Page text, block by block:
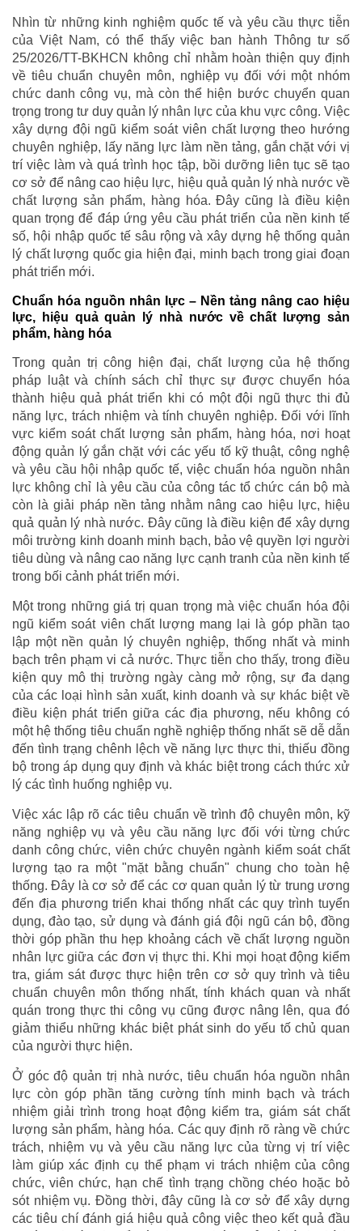
Nhìn từ những kinh nghiệm quốc tế và yêu cầu thực tiễn
của Việt Nam, có thể thấy việc ban hành Thông tư số
25/2026/TT-BKHCN không chỉ nhằm hoàn thiện quy định
về tiêu chuẩn chuyên môn, nghiệp vụ đối với một nhóm
chức danh công vụ, mà còn thể hiện bước chuyển quan
trọng trong tư duy quản lý nhân lực của khu vực công. Việc
xây dựng đội ngũ kiểm soát viên chất lượng theo hướng
chuyên nghiệp, lấy năng lực làm nền tảng, gắn chặt với vị
trí việc làm và quá trình học tập, bồi dưỡng liên tục sẽ tạo
cơ sở để nâng cao hiệu lực, hiệu quả quản lý nhà nước về
chất lượng sản phẩm, hàng hóa. Đây cũng là điều kiện
quan trọng để đáp ứng yêu cầu phát triển của nền kinh tế
số, hội nhập quốc tế sâu rộng và xây dựng hệ thống quản
lý chất lượng quốc gia hiện đại, minh bạch trong giai đoạn
phát triển mới.
Chuẩn hóa nguồn nhân lực – Nền tảng nâng cao hiệu
lực, hiệu quả quản lý nhà nước về chất lượng sản
phẩm, hàng hóa
Trong quản trị công hiện đại, chất lượng của hệ thống
pháp luật và chính sách chỉ thực sự được chuyển hóa
thành hiệu quả phát triển khi có một đội ngũ thực thi đủ
năng lực, trách nhiệm và tính chuyên nghiệp. Đối với lĩnh
vực kiểm soát chất lượng sản phẩm, hàng hóa, nơi hoạt
động quản lý gắn chặt với các yếu tố kỹ thuật, công nghệ
và yêu cầu hội nhập quốc tế, việc chuẩn hóa nguồn nhân
lực không chỉ là yêu cầu của công tác tổ chức cán bộ mà
còn là giải pháp nền tảng nhằm nâng cao hiệu lực, hiệu
quả quản lý nhà nước. Đây cũng là điều kiện để xây dựng
môi trường kinh doanh minh bạch, bảo vệ quyền lợi người
tiêu dùng và nâng cao năng lực cạnh tranh của nền kinh tế
trong bối cảnh phát triển mới.
Một trong những giá trị quan trọng mà việc chuẩn hóa đội
ngũ kiểm soát viên chất lượng mang lại là góp phần tạo
lập một nền quản lý chuyên nghiệp, thống nhất và minh
bạch trên phạm vi cả nước. Thực tiễn cho thấy, trong điều
kiện quy mô thị trường ngày càng mở rộng, sự đa dạng
của các loại hình sản xuất, kinh doanh và sự khác biệt về
điều kiện phát triển giữa các địa phương, nếu không có
một hệ thống tiêu chuẩn nghề nghiệp thống nhất sẽ dễ dẫn
đến tình trạng chênh lệch về năng lực thực thi, thiếu đồng
bộ trong áp dụng quy định và khác biệt trong cách thức xử
lý các tình huống nghiệp vụ.
Việc xác lập rõ các tiêu chuẩn về trình độ chuyên môn, kỹ
năng nghiệp vụ và yêu cầu năng lực đối với từng chức
danh công chức, viên chức chuyên ngành kiểm soát chất
lượng tạo ra một "mặt bằng chuẩn" chung cho toàn hệ
thống. Đây là cơ sở để các cơ quan quản lý từ trung ương
đến địa phương triển khai thống nhất các quy trình tuyển
dụng, đào tạo, sử dụng và đánh giá đội ngũ cán bộ, đồng
thời góp phần thu hẹp khoảng cách về chất lượng nguồn
nhân lực giữa các đơn vị thực thi. Khi mọi hoạt động kiểm
tra, giám sát được thực hiện trên cơ sở quy trình và tiêu
chuẩn chuyên môn thống nhất, tính khách quan và nhất
quán trong thực thi công vụ cũng được nâng lên, qua đó
giảm thiểu những khác biệt phát sinh do yếu tố chủ quan
của người thực hiện.
Ở góc độ quản trị nhà nước, tiêu chuẩn hóa nguồn nhân
lực còn góp phần tăng cường tính minh bạch và trách
nhiệm giải trình trong hoạt động kiểm tra, giám sát chất
lượng sản phẩm, hàng hóa. Các quy định rõ ràng về chức
trách, nhiệm vụ và yêu cầu năng lực của từng vị trí việc
làm giúp xác định cụ thể phạm vi trách nhiệm của công
chức, viên chức, hạn chế tình trạng chồng chéo hoặc bỏ
sót nhiệm vụ. Đồng thời, đây cũng là cơ sở để xây dựng
các tiêu chí đánh giá hiệu quả công việc theo kết quả đầu